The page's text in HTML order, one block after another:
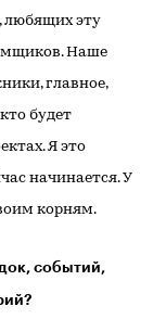
любящих эту
Наше
главное,
будет
Я это
начинается. У
корням.
событий,